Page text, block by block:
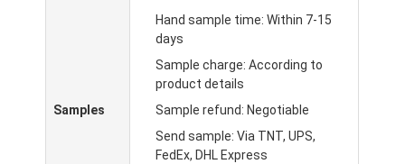
Samples
Hand sample time: Within 7-15
days
Sample charge: According to
product details
Sample refund: Negotiable
Send sample: Via TNT, UPS,
FedEx, DHL Express